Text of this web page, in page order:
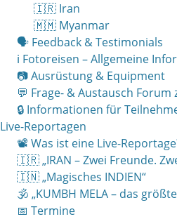
🇮🇷 Iran
🇲🇲 Myanmar
🗣 Feedback & Testimonials
ℹ️ Fotoreisen – Allgemeine
📷 Ausrüstung & Equipment
💬 Frage- & Austausch Forum
🔒 Informationen für
Live-Reportagen
📽 Was ist eine Live-
🇮🇷 „IRAN – Zwei Freunde.
🇮🇳 „Magisches INDIEN“
🕉 „KUMBH MELA – das
📅 Termine